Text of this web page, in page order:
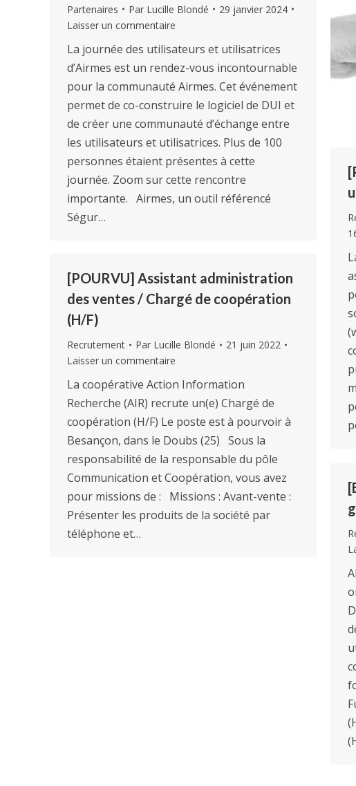
Partenaires Par Lucille Blondé
29 janvier 2024
Laisser un commentaire
La journée des utilisateurs et utilisatrices
d’Airmes est un rendez-vous incontournable
pour la communauté Airmes. Cet événement
permet de co-construire le logiciel de DUI et
de créer une communauté d’échange entre
les utilisateurs et utilisatrices. Plus de 100
personnes étaient présentes à cette
journée. Zoom sur cette rencontre
importante. Airmes, un outil référencé
Ségur…
[POURVU] Assistant administration
des ventes / Chargé de coopération
(H/F)
Recrutement Par Lucille Blondé
21 juin 2022
Laisser un commentaire
La coopérative Action Information
Recherche (AIR) recrute un(e) Chargé de
coopération (H/F) Le poste est à pourvoir à
Besançon, dans le Doubs (25) Sous la
responsabilité de la responsable du pôle
Communication et Coopération, vous avez
pour missions de : Missions : Avant-vente :
Présenter les produits de la société par
téléphone et…